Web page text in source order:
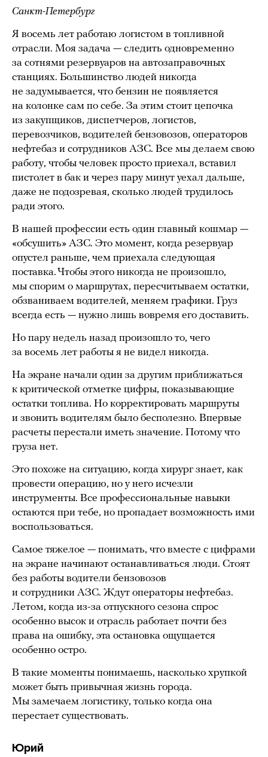
Санкт-Петербург
Я восемь лет работаю логистом в топливной
отрасли. Моя задача — следить одновременно
за сотнями резервуаров на автозаправочных
станциях. Большинство людей никогда
не задумывается, что бензин не появляется
на колонке сам по себе. За этим стоит цепочка
из закупщиков, диспетчеров, логистов,
перевозчиков, водителей бензовозов, операторов
нефтебаз и сотрудников АЗС. Все мы делаем свою
работу, чтобы человек просто приехал, вставил
пистолет в бак и через пару минут уехал дальше,
даже не подозревая, сколько людей трудилось
ради этого.
В нашей профессии есть один главный кошмар —
«обсушить» АЗС. Это момент, когда резервуар
опустел раньше, чем приехала следующая
поставка. Чтобы этого никогда не произошло,
мы спорим о маршрутах, пересчитываем остатки,
обзваниваем водителей, меняем графики. Груз
всегда есть — нужно лишь вовремя его доставить.
Но пару недель назад произошло то, чего
за восемь лет работы я не видел никогда.
На экране начали один за другим приближаться
к критической отметке цифры, показывающие
остатки топлива. Но корректировать маршруты
и звонить водителям было бесполезно. Впервые
расчеты перестали иметь значение. Потому что
груза нет.
Это похоже на ситуацию, когда хирург знает, как
провести операцию, но у него исчезли
инструменты. Все профессиональные навыки
остаются при тебе, но пропадает возможность ими
воспользоваться.
Самое тяжелое — понимать, что вместе с цифрами
на экране начинают останавливаться люди. Стоят
без работы водители бензовозов
и сотрудники АЗС. Ждут операторы нефтебаз.
Летом, когда из-за отпускного сезона спрос
особенно высок и отрасль работает почти без
права на ошибку, эта остановка ощущается
особенно остро.
В такие моменты понимаешь, насколько хрупкой
может быть привычная жизнь города.
Мы замечаем логистику, только когда она
перестает существовать.
Юрий